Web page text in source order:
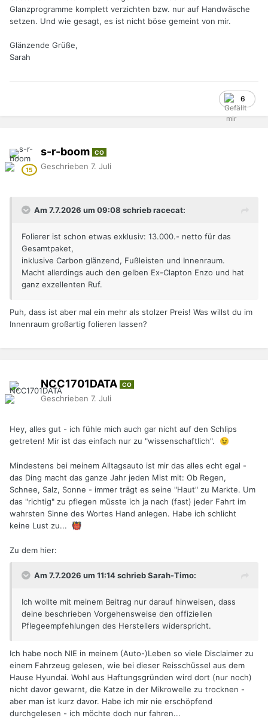
Glanzprogramme komplett verzichten bzw. nur auf Handwäsche
setzen. Und wie gesagt, es ist nicht böse gemeint von mir.
Glänzende Grüße,
Sarah
6
s-r-boom CO
Geschrieben 7. Juli
Am 7.7.2026 um 09:08 schrieb racecat:
Folierer ist schon etwas exklusiv: 13.000.- netto für das
Gesamtpaket,
inklusive Carbon glänzend, Fußleisten und Innenraum.
Macht allerdings auch den gelben Ex-Clapton Enzo und hat
ganz exzellenten Ruf.
Puh, dass ist aber mal ein mehr als stolzer Preis! Was willst du im
Innenraum großartig folieren lassen?
NCC1701DATA CO
Geschrieben 7. Juli
Hey, alles gut - ich fühle mich auch gar nicht auf den Schlips
getreten! Mir ist das einfach nur zu "wissenschaftlich". 😉
Mindestens bei meinem Alltagsauto ist mir das alles echt egal -
das Ding macht das ganze Jahr jeden Mist mit: Ob Regen,
Schnee, Salz, Sonne - immer trägt es seine "Haut" zu Markte. Um
das "richtig" zu pflegen müsste ich ja nach (fast) jeder Fahrt im
wahrsten Sinne des Wortes Hand anlegen. Habe ich schlicht
keine Lust zu... 👹
Zu dem hier:
Am 7.7.2026 um 11:14 schrieb Sarah-Timo:
Ich wollte mit meinem Beitrag nur darauf hinweisen, dass
deine beschrieben Vorgehensweise den offiziellen
Pflegeempfehlungen des Herstellers widerspricht.
Ich habe noch NIE in meinem (Auto-)Leben so viele Disclaimer zu
einem Fahrzeug gelesen, wie bei dieser Reisschüssel aus dem
Hause Hyundai. Wohl aus Haftungsgründen wird dort (nur noch)
nicht davor gewarnt, die Katze in der Mikrowelle zu trocknen -
aber man ist kurz davor. Habe ich mir nie erschöpfend
durchgelesen - ich möchte doch nur fahren...